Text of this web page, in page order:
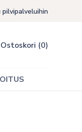
pilvipalveluihin
Ostoskori (0)